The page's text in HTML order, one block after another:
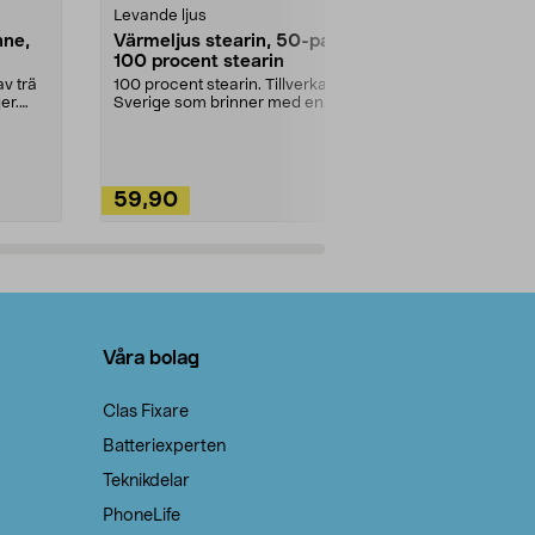
trä
Levande ljus
Värmeljus stearin, 50-pack,
100 procent stearin
100 procent stearin. Tillverkade i
Sverige som brinner med en
59,90
Våra bolag
Clas Fixare
Batteriexperten
Teknikdelar
PhoneLife